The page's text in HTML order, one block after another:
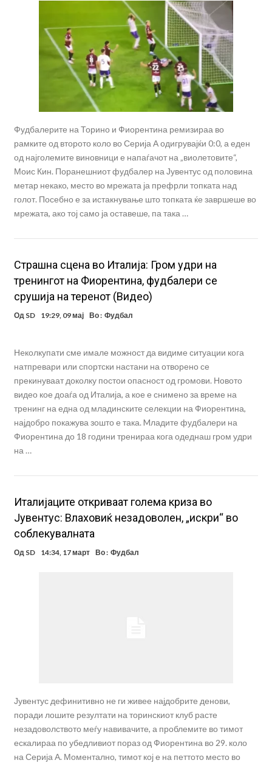
Фудбалерите на Торино и Фиорентина ремизираа во
рамките од второто коло во Серија А одигрувајќи 0:0, а еден
од најголемите виновници е напаѓачот на „виолетовите“,
Моис Кин. Поранешниот фудбалер на Јувентус од половина
метар некако, место во мрежата ја префрли топката над
голот. Посебно е за истакнување што топката ќе завршеше во
мрежата, ако тој само ја оставеше, па така …
Страшна сцена во Италија: Гром удри на
тренингот на Фиорентина, фудбалери се
срушија на теренот (Видео)
Од SD 19:29, 09 мај Во : Фудбал
Нeколкупати сме имале можност да видиме ситуации кога
натпревари или спортски настани на отворено се
прекинуваат доколку постои опасност од громови. Новото
видео кое доаѓа од Италија, а кое е снимено за време на
тренинг на една од младинските селекции на Фиорентина,
најдобро покажува зошто е така. Mладите фудбалери на
Фиорентина до 18 години тренираа кога одеднаш гром удри
на …
Италијаците откриваат голема криза во
Јувентус: Влаховиќ незадоволен, „искри“ во
соблекувалната
Од SD 14:34, 17 март Во : Фудбал
Јувентус дефинитивно не ги живее најдобрите денови,
поради лошите резултати на торинскиот клуб расте
незадоволството меѓу навивачите, а проблемите во тимот
ескалираа по убедливиот пораз од Фиорентина во 29. коло
на Серија А. Моментално, тимот кој е на петтото место во